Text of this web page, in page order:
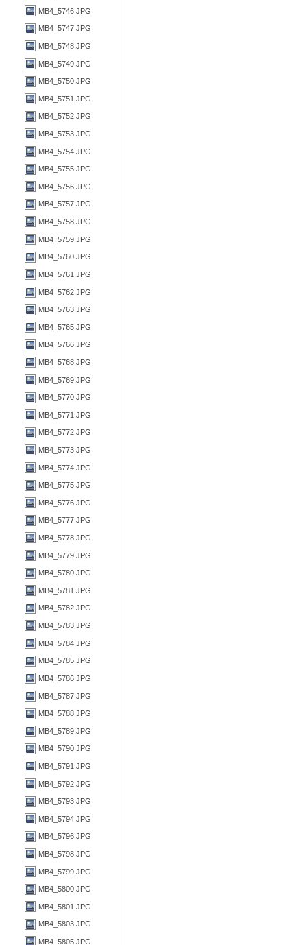
MB4_5746.JPG
MB4_5747.JPG
MB4_5748.JPG
MB4_5749.JPG
MB4_5750.JPG
MB4_5751.JPG
MB4_5752.JPG
MB4_5753.JPG
MB4_5754.JPG
MB4_5755.JPG
MB4_5756.JPG
MB4_5757.JPG
MB4_5758.JPG
MB4_5759.JPG
MB4_5760.JPG
MB4_5761.JPG
MB4_5762.JPG
MB4_5763.JPG
MB4_5765.JPG
MB4_5766.JPG
MB4_5768.JPG
MB4_5769.JPG
MB4_5770.JPG
MB4_5771.JPG
MB4_5772.JPG
MB4_5773.JPG
MB4_5774.JPG
MB4_5775.JPG
MB4_5776.JPG
MB4_5777.JPG
MB4_5778.JPG
MB4_5779.JPG
MB4_5780.JPG
MB4_5781.JPG
MB4_5782.JPG
MB4_5783.JPG
MB4_5784.JPG
MB4_5785.JPG
MB4_5786.JPG
MB4_5787.JPG
MB4_5788.JPG
MB4_5789.JPG
MB4_5790.JPG
MB4_5791.JPG
MB4_5792.JPG
MB4_5793.JPG
MB4_5794.JPG
MB4_5796.JPG
MB4_5798.JPG
MB4_5799.JPG
MB4_5800.JPG
MB4_5801.JPG
MB4_5803.JPG
MB4_5805.JPG